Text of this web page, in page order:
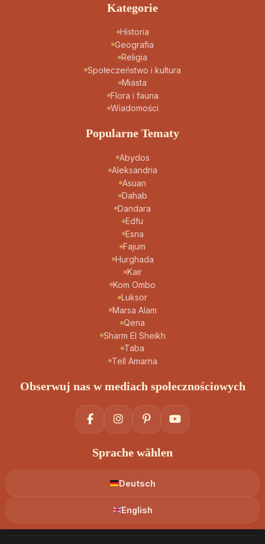
Kategorie
Historia
Geografia
Religia
Społeczeństwo i kultura
Miasta
Flora i fauna
Wiadomości
Popularne Tematy
Abydos
Aleksandria
Asuan
Dahab
Dandara
Edfu
Esna
Fajum
Hurghada
Kair
Kom Ombo
Luksor
Marsa Alam
Qena
Sharm El Sheikh
Taba
Tell Amarna
Obserwuj nas w mediach społecznościowych
Sprache wählen
Deutsch
English